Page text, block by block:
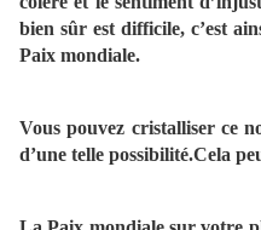
bien sûr est difficile, c’est
Paix mondiale.
Vous pouvez cristalliser ce
d’une telle possibilité.Cela